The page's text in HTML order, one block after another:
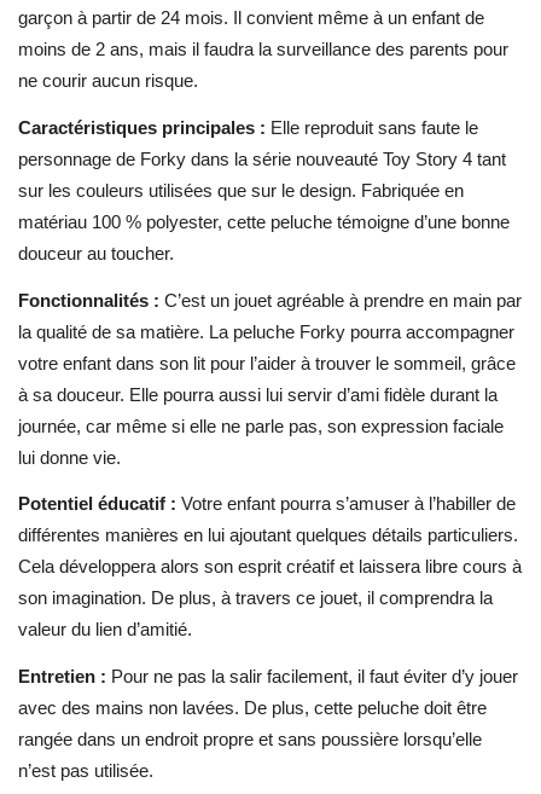
garçon à partir de 24 mois. Il convient même à un enfant de
moins de 2 ans, mais il faudra la surveillance des parents pour
ne courir aucun risque.
Caractéristiques principales : Elle reproduit sans faute le
personnage de Forky dans la série nouveauté Toy Story 4 tant
sur les couleurs utilisées que sur le design. Fabriquée en
matériau 100 % polyester, cette peluche témoigne d’une bonne
douceur au toucher.
Fonctionnalités : C’est un jouet agréable à prendre en main par
la qualité de sa matière. La peluche Forky pourra accompagner
votre enfant dans son lit pour l’aider à trouver le sommeil, grâce
à sa douceur. Elle pourra aussi lui servir d’ami fidèle durant la
journée, car même si elle ne parle pas, son expression faciale
lui donne vie.
Potentiel éducatif : Votre enfant pourra s’amuser à l’habiller de
différentes manières en lui ajoutant quelques détails particuliers.
Cela développera alors son esprit créatif et laissera libre cours à
son imagination. De plus, à travers ce jouet, il comprendra la
valeur du lien d’amitié.
Entretien : Pour ne pas la salir facilement, il faut éviter d’y jouer
avec des mains non lavées. De plus, cette peluche doit être
rangée dans un endroit propre et sans poussière lorsqu’elle
n’est pas utilisée.